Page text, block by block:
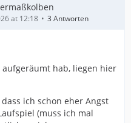
at 12:18 3 Antworten
hab, liegen hier
ich schon eher Angst
(muss ich mal